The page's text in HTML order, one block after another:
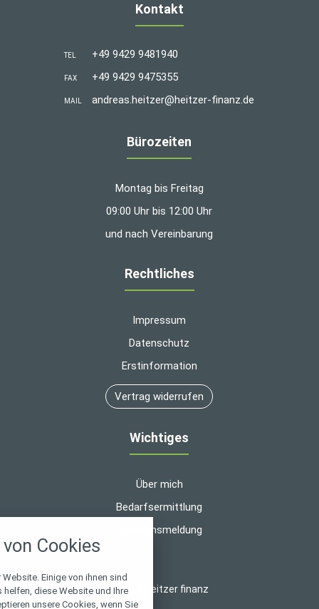
Kontakt
TEL +49 9429 9481940
FAX +49 9429 9475355
MAIL andreas.heitzer@heitzer-finanz.de
Bürozeiten
Montag bis Freitag
09:00 Uhr bis 12:00 Uhr
und nach Vereinbarung
Rechtliches
Impressum
Datenschutz
Erstinformation
Vertrag widerrufen
Wichtiges
Über mich
Bedarfsermittlung
Schadensmeldung
© 2026 heitzer finanz
Cookies
Einige von ihnen sind
diese Website und Ihre
unsere Cookies, wenn Sie
alle verwendeten Cookies und
zu blockieren.